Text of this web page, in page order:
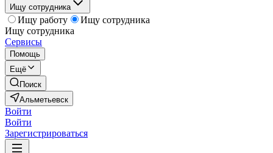
Ищу сотрудника
Ищу работу
Ищу сотрудника
Ищу сотрудника
Сервисы
Помощь
Ещё
Поиск
Альметьевск
Войти
Войти
Зарегистрироваться